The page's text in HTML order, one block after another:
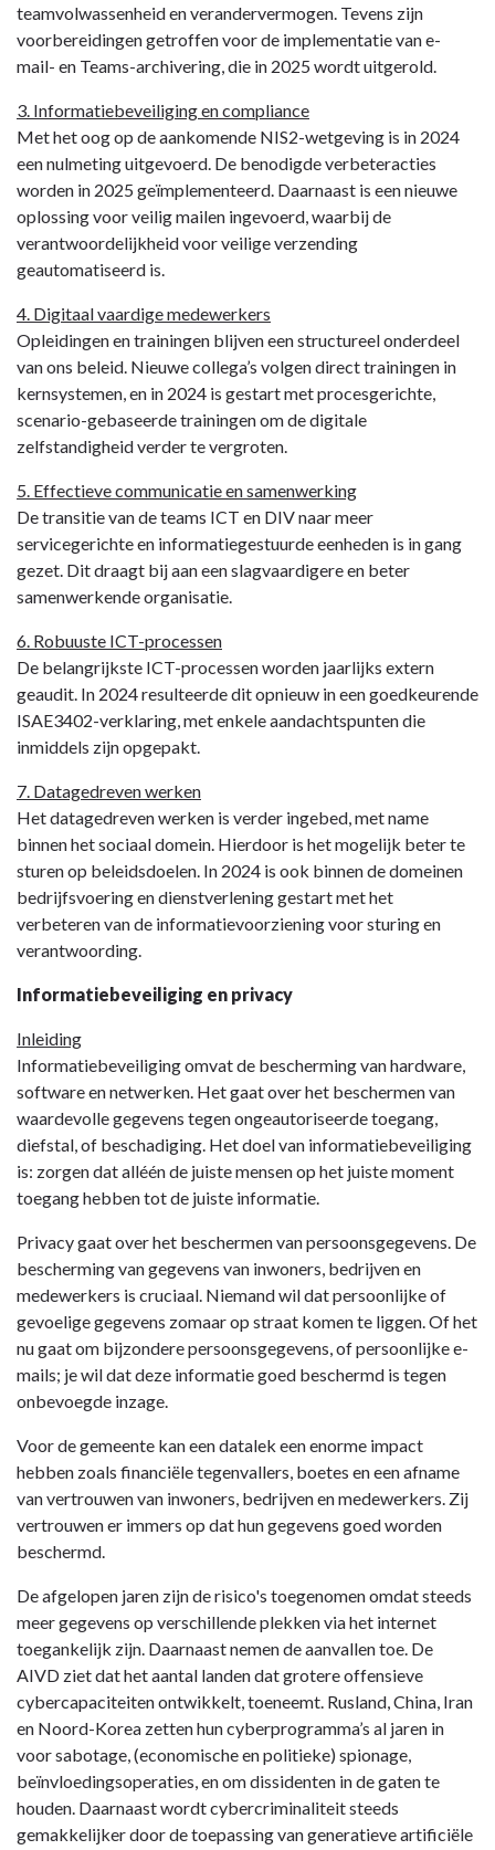
teamvolwassenheid en verandervermogen. Tevens zijn
voorbereidingen getroffen voor de implementatie van e-
mail- en Teams-archivering, die in 2025 wordt uitgerold.
3. Informatiebeveiliging en compliance
Met het oog op de aankomende NIS2-wetgeving is in 2024
een nulmeting uitgevoerd. De benodigde verbeteracties
worden in 2025 geïmplementeerd. Daarnaast is een nieuwe
oplossing voor veilig mailen ingevoerd, waarbij de
verantwoordelijkheid voor veilige verzending
geautomatiseerd is.
4. Digitaal vaardige medewerkers
Opleidingen en trainingen blijven een structureel onderdeel
van ons beleid. Nieuwe collega’s volgen direct trainingen in
kernsystemen, en in 2024 is gestart met procesgerichte,
scenario-gebaseerde trainingen om de digitale
zelfstandigheid verder te vergroten.
5. Effectieve communicatie en samenwerking
De transitie van de teams ICT en DIV naar meer
servicegerichte en informatiegestuurde eenheden is in gang
gezet. Dit draagt bij aan een slagvaardigere en beter
samenwerkende organisatie.
6. Robuuste ICT-processen
De belangrijkste ICT-processen worden jaarlijks extern
geaudit. In 2024 resulteerde dit opnieuw in een goedkeurende
ISAE3402-verklaring, met enkele aandachtspunten die
inmiddels zijn opgepakt.
7. Datagedreven werken
Het datagedreven werken is verder ingebed, met name
binnen het sociaal domein. Hierdoor is het mogelijk beter te
sturen op beleidsdoelen. In 2024 is ook binnen de domeinen
bedrijfsvoering en dienstverlening gestart met het
verbeteren van de informatievoorziening voor sturing en
verantwoording.
Informatiebeveiliging en privacy
Inleiding
Informatiebeveiliging omvat de bescherming van hardware,
software en netwerken. Het gaat over het beschermen van
waardevolle gegevens tegen ongeautoriseerde toegang,
diefstal, of beschadiging. Het doel van informatiebeveiliging
is: zorgen dat alléén de juiste mensen op het juiste moment
toegang hebben tot de juiste informatie.
Privacy gaat over het beschermen van persoonsgegevens. De
bescherming van gegevens van inwoners, bedrijven en
medewerkers is cruciaal. Niemand wil dat persoonlijke of
gevoelige gegevens zomaar op straat komen te liggen. Of het
nu gaat om bijzondere persoonsgegevens, of persoonlijke e-
mails; je wil dat deze informatie goed beschermd is tegen
onbevoegde inzage.
Voor de gemeente kan een datalek een enorme impact
hebben zoals financiële tegenvallers, boetes en een afname
van vertrouwen van inwoners, bedrijven en medewerkers. Zij
vertrouwen er immers op dat hun gegevens goed worden
beschermd.
De afgelopen jaren zijn de risico's toegenomen omdat steeds
meer gegevens op verschillende plekken via het internet
toegankelijk zijn. Daarnaast nemen de aanvallen toe. De
AIVD ziet dat het aantal landen dat grotere offensieve
cybercapaciteiten ontwikkelt, toeneemt. Rusland, China, Iran
en Noord-Korea zetten hun cyberprogramma’s al jaren in
voor sabotage, (economische en politieke) spionage,
beïnvloedingsoperaties, en om dissidenten in de gaten te
houden. Daarnaast wordt cybercriminaliteit steeds
gemakkelijker door de toepassing van generatieve artificiële